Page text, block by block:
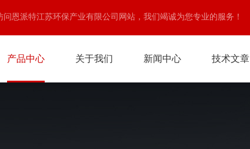
问恩派特江苏环保产业有限公司网站，我们竭诚为您专业的服务！
产品中心 关于我们 新闻中心 技术文章